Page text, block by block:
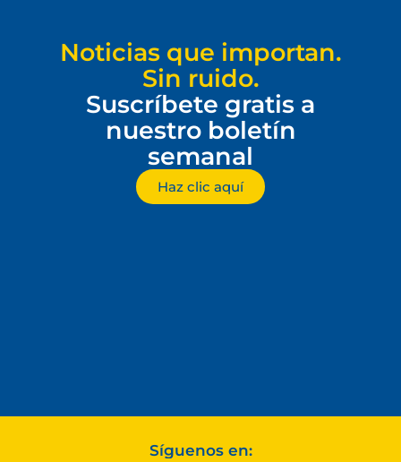
Noticias que importan.
Sin ruido.
Suscríbete gratis a
nuestro boletín
semanal
Haz clic aquí
Síguenos en: